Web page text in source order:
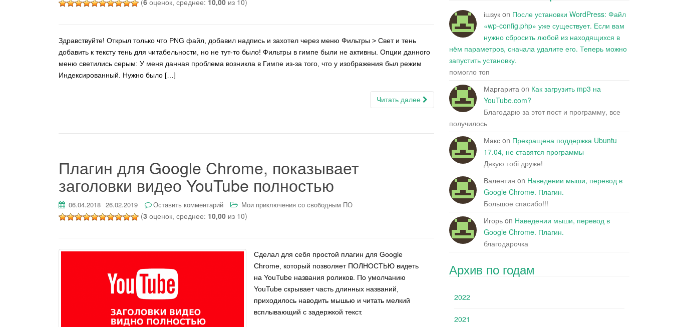
(6 оценок, среднее: 10,00 из 10)
Здравствуйте! Открыл только что PNG файл, добавил надпись и захотел через меню Фильтры > Свет и тень
добавить к тексту тень для читабельности, но не тут-то было! Фильтры в гимпе были не активны. Опции данного
меню светились серым: У меня данная проблема возникла в Гимпе из-за того, что у изображения был режим
Индексированный. Нужно было […]
Читать далее
Плагин для Google Chrome, показывает
заголовки видео YouTube полностью
06.04.2018 26.02.2019 Оставить комментарий Мои приключения со свободным ПО
(3 оценок, среднее: 10,00 из 10)
Сделал для себя простой плагин для Google
Chrome, который позволяет ПОЛНОСТЬЮ видеть
на YouTube названия роликов. По умолчанию
YouTube скрывает часть длинных названий,
приходилось наводить мышью и читать мелкий
всплывающий с задержкой текст.
ішзук on После установки WordPress: Файл
«wp-config.php» уже существует. Если вам
нужно сбросить любой из находящихся в
нём параметров, сначала удалите его. Теперь можно
запустить установку.
помогло топ
Маргарита on Как загрузить mp3 на
YouTube.com?
Благодарю за этот пост и программу, все
получилось
Макс on Прекращена поддержка Ubuntu
17.04, не ставятся программы
Дякую тобі друже!
Валентин on Наведении мыши, перевод в
Google Chrome. Плагин.
Большое спасибо!!!
Игорь on Наведении мыши, перевод в
Google Chrome. Плагин.
благодарочка
Архив по годам
2022
2021